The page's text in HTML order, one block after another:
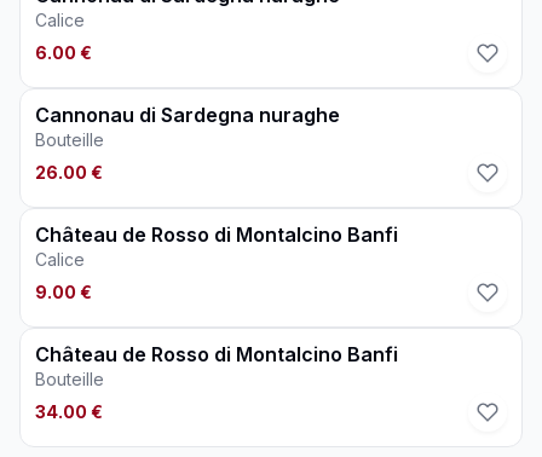
Calice
6.00 €
Cannonau di Sardegna nuraghe
Bouteille
26.00 €
Château de Rosso di Montalcino Banfi
Calice
9.00 €
Château de Rosso di Montalcino Banfi
Bouteille
34.00 €